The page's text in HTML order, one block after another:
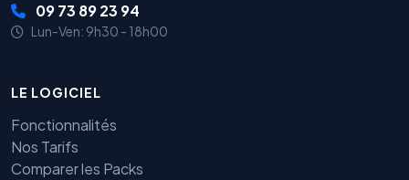
09 73 89 23 94
Lun-Ven: 9h30 - 18h00
LE LOGICIEL
Fonctionnalités
Nos Tarifs
Comparer les Packs